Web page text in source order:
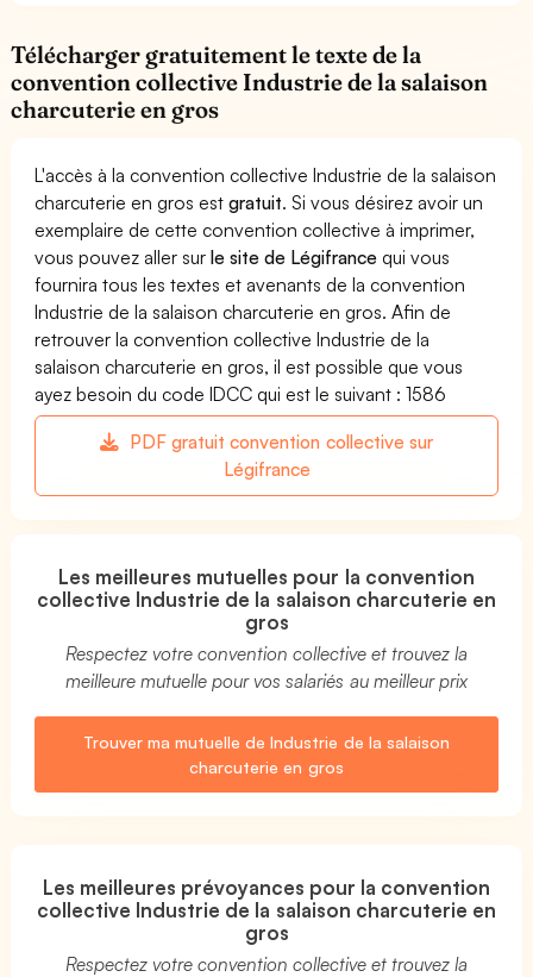
Télécharger gratuitement le texte de la
convention collective Industrie de la salaison
charcuterie en gros
L'accès à la convention collective Industrie de la salaison
charcuterie en gros estgratuit. Si vous désirez avoir un
exemplaire de cette convention collective à imprimer,
vous pouvez aller surle site de Légifrance qui vous
fournira tous les textes et avenants de la convention
Industrie de la salaison charcuterie en gros. Afin de
retrouver la convention collective Industrie de la
salaison charcuterie en gros, il est possible que vous
ayez besoin du code IDCC qui est le suivant : 1586
PDF gratuit convention collective sur
Légifrance
Les meilleures mutuelles pour la convention
collective Industrie de la salaison charcuterie en
gros
Respectez votre convention collective et trouvez la
meilleure mutuelle pour vos salariés au meilleur prix
Trouver ma mutuelle de Industrie de la salaison
charcuterie en gros
Les meilleures prévoyances pour la convention
collective Industrie de la salaison charcuterie en
gros
Respectez votre convention collective et trouvez la